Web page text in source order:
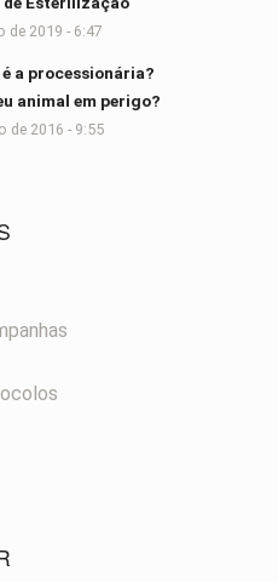
de 2019 - 6:47
é a processionária?
animal em perigo?
de 2016 - 9:55